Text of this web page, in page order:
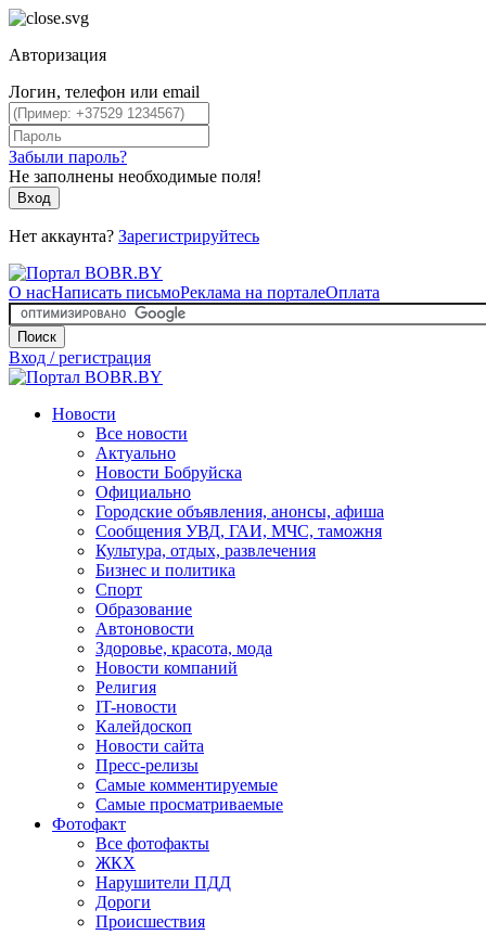
Авторизация
Логин, телефон или email
Забыли пароль?
Не заполнены необходимые поля!
Вход
Нет аккаунта? Зарегистрируйтесь
О насНаписать письмоРеклама на порталеОплата
Поиск
Вход / регистрация
Новости
Все новости
Актуально
Новости Бобруйска
Официально
Городские объявления, анонсы, афиша
Сообщения УВД, ГАИ, МЧС, таможня
Культура, отдых, развлечения
Бизнес и политика
Спорт
Образование
Автоновости
Здоровье, красота, мода
Новости компаний
Религия
IT-новости
Калейдоскоп
Новости сайта
Пресс-релизы
Самые комментируемые
Самые просматриваемые
Фотофакт
Все фотофакты
ЖКХ
Нарушители ПДД
Дороги
Происшествия